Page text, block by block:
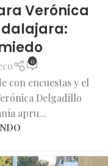
Verónica
0
con encuestas y el
Delgadillo
apru...